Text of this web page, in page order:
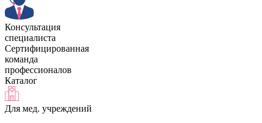
Консультация
специалиста
Сертифицированная
команда
профессионалов
Каталог
Для мед. учреждений